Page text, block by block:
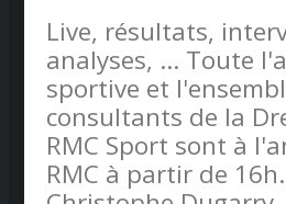
Live, résultats,
analyses, ... Toute
sportive et
consultants de la
RMC Sport sont à
RMC à partir de